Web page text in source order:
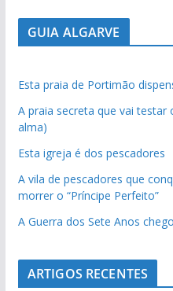
GUIA ALGARVE
Esta praia de Portimão
A praia secreta que vai
alma)
Esta igreja é dos pescadores
A vila de pescadores que
morrer o “Príncipe Perfeito”
A Guerra dos Sete Anos
ARTIGOS RECENTES